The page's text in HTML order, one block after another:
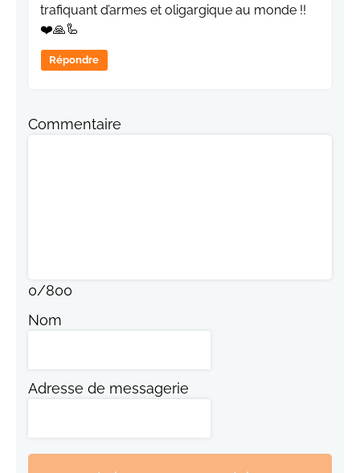
trafiquant d’armes et oligargique au monde !!
❤️🙏🦾
Répondre
Commentaire
0/800
Nom
Adresse de messagerie